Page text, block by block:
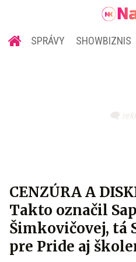
SPRÁVY SHOWBIZNIS
CENZÚRA A
Takto označil
Šimkovičovej, tá
pre Pride aj